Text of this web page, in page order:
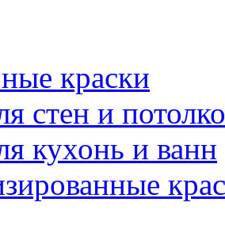
краски
стен и
кухонь и ванн